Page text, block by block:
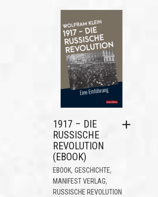
1917 – DIE
RUSSISCHE
REVOLUTION
(EBOOK)
EBOOK, GESCHICHTE,
MANIFEST VERLAG,
RUSSISCHE REVOLUTION